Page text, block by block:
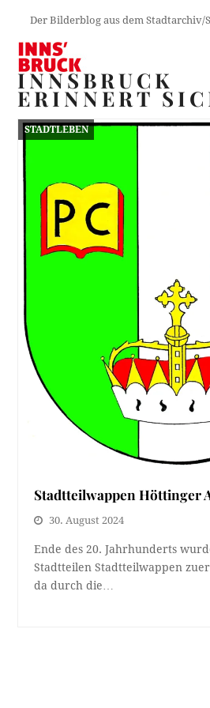
Der Bilderblog aus dem
INNSBRUCK
ERINNERT
STADTLEBEN
Stadtteilwappen Höttinger
30. August 2024
Ende des 20. Jahrhunderts
Stadtteilen Stadtteilwappen
da durch die…